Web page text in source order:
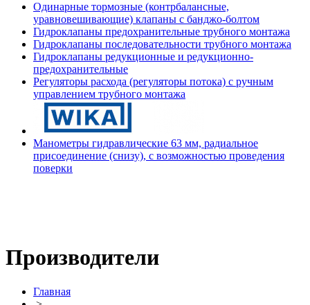
Одинарные тормозные (контрбалансные,
уравновешивающие) клапаны с банджо-болтом
Гидроклапаны предохранительные трубного монтажа
Гидроклапаны последовательности трубного монтажа
Гидроклапаны редукционные и редукционно-
предохранительные
Регуляторы расхода (регуляторы потока) с ручным
управлением трубного монтажа
Манометры гидравлические 63 мм, радиальное
присоединение (снизу), с возможностью проведения
поверки
Производители
Главная